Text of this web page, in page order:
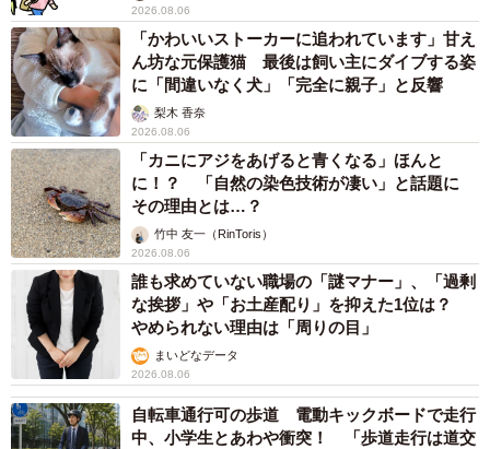
2026.08.06
「かわいいストーカーに追われています」甘え
ん坊な元保護猫 最後は飼い主にダイブする姿
に「間違いなく犬」「完全に親子」と反響
梨木 香奈
2026.08.06
「カニにアジをあげると青くなる」ほんと
に！？ 「自然の染色技術が凄い」と話題に
その理由とは…？
竹中 友一（RinToris）
2026.08.06
誰も求めていない職場の「謎マナー」、「過剰
な挨拶」や「お土産配り」を抑えた1位は？
やめられない理由は「周りの目」
まいどなデータ
2026.08.06
自転車通行可の歩道 電動キックボードで走行
中、小学生とあわや衝突！ 「歩道走行は道交